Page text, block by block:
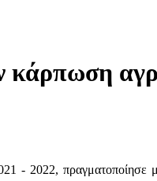
- 2022, πραγματοποίησε